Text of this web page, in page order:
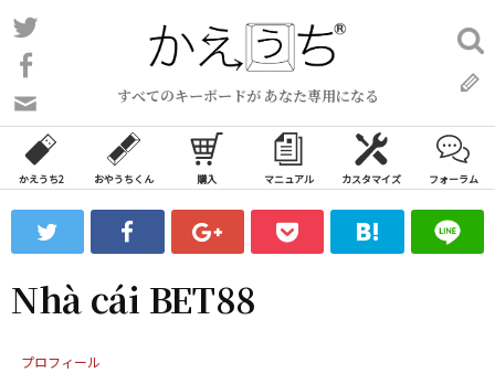
コ
ン
ン
ツ
ス
ッ
プ
すべてのキーボードが あなた専用になる
い
合
わ
フ
ォ
ム
検
索:
かえうち2 おやうちくん 購入 マニュアル カスタマイズ フォーラム
Nhà cái BET88
プロフィール